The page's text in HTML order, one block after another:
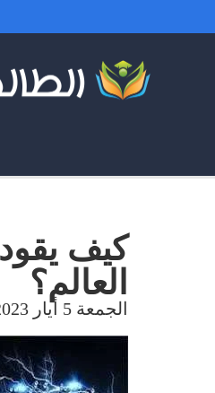
كيف
العالم؟
الجمعة 5 أيار 2023